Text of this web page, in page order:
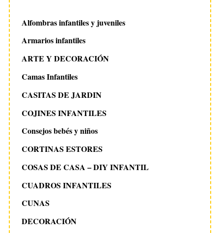
Alfombras infantiles y juveniles
Armarios infantiles
ARTE Y DECORACIÓN
Camas Infantiles
CASITAS DE JARDIN
COJINES INFANTILES
Consejos bebés y niños
CORTINAS ESTORES
COSAS DE CASA – DIY INFANTIL
CUADROS INFANTILES
CUNAS
DECORACIÓN